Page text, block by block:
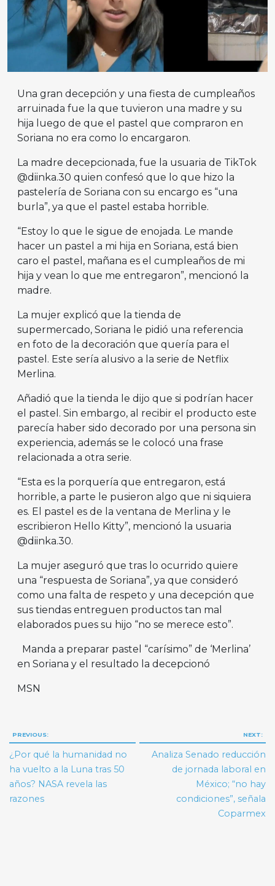
Una gran decepción y una fiesta de cumpleaños
arruinada fue la que tuvieron una madre y su
hija luego de que el pastel que compraron en
Soriana no era como lo encargaron.
La madre decepcionada, fue la usuaria de TikTok
@diinka.30 quien confesó que lo que hizo la
pastelería de Soriana con su encargo es “una
burla”, ya que el pastel estaba horrible.
“Estoy lo que le sigue de enojada. Le mande
hacer un pastel a mi hija en Soriana, está bien
caro el pastel, mañana es el cumpleaños de mi
hija y vean lo que me entregaron”, mencionó la
madre.
La mujer explicó que la tienda de
supermercado, Soriana le pidió una referencia
en foto de la decoración que quería para el
pastel. Este sería alusivo a la serie de Netflix
Merlina.
Añadió que la tienda le dijo que si podrían hacer
el pastel. Sin embargo, al recibir el producto este
parecía haber sido decorado por una persona sin
experiencia, además se le colocó una frase
relacionada a otra serie.
“Esta es la porquería que entregaron, está
horrible, a parte le pusieron algo que ni siquiera
es. El pastel es de la ventana de Merlina y le
escribieron Hello Kitty”, mencionó la usuaria
@diinka.30.
La mujer aseguró que tras lo ocurrido quiere
una “respuesta de Soriana”, ya que consideró
como una falta de respeto y una decepción que
sus tiendas entreguen productos tan mal
elaborados pues su hijo “no se merece esto”.
Manda a preparar pastel “carísimo” de ‘Merlina’
en Soriana y el resultado la decepcionó
MSN
Navegación
de
entradas
PREVIOUS:
¿Por qué la humanidad no
ha vuelto a la Luna tras 50
años? NASA revela las
razones
NEXT:
Analiza Senado reducción
de jornada laboral en
México; “no hay
condiciones”, señala
Coparmex